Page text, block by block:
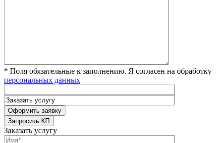
* Поля обязательные к заполнению. Я согласен на обработку
персональных данных
Заказать услугу